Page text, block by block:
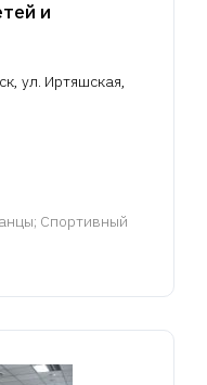
и
ул. Иртяшская,
Спортивный